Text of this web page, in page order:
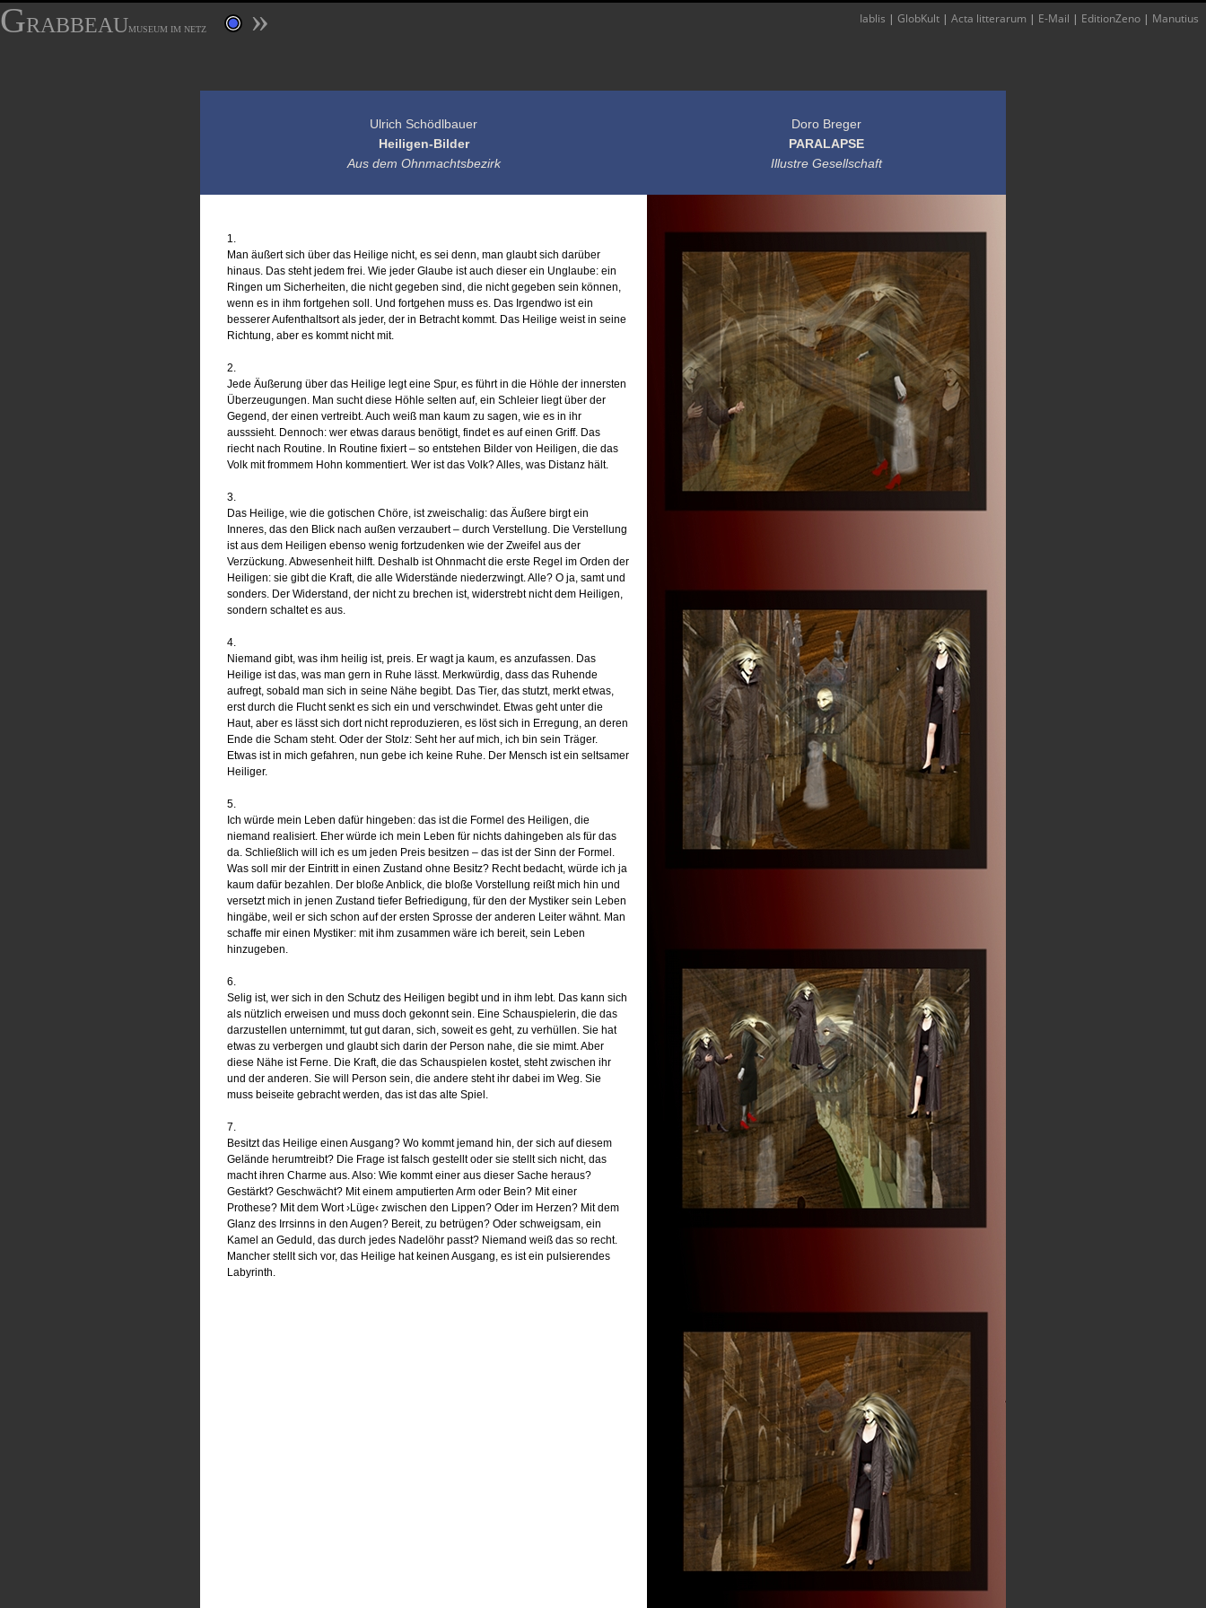
GRABBEAUMUSEUM IM NETZ » Iablis | GlobKult | Acta litterarum | E-Mail | EditionZeno | Manutius
Ulrich Schödlbauer
Heiligen-Bilder
Aus dem Ohnmachtsbezirk
Doro Breger
PARALAPSE
Illustre Gesellschaft
1.
Man äußert sich über das Heilige nicht, es sei denn, man glaubt sich darüber
hinaus. Das steht jedem frei. Wie jeder Glaube ist auch dieser ein Unglaube: ein
Ringen um Sicherheiten, die nicht gegeben sind, die nicht gegeben sein können,
wenn es in ihm fortgehen soll. Und fortgehen muss es. Das Irgendwo ist ein
besserer Aufenthaltsort als jeder, der in Betracht kommt. Das Heilige weist in seine
Richtung, aber es kommt nicht mit.
2.
Jede Äußerung über das Heilige legt eine Spur, es führt in die Höhle der innersten
Überzeugungen. Man sucht diese Höhle selten auf, ein Schleier liegt über der
Gegend, der einen vertreibt. Auch weiß man kaum zu sagen, wie es in ihr
ausssieht. Dennoch: wer etwas daraus benötigt, findet es auf einen Griff. Das
riecht nach Routine. In Routine fixiert – so entstehen Bilder von Heiligen, die das
Volk mit frommem Hohn kommentiert. Wer ist das Volk? Alles, was Distanz hält.
3.
Das Heilige, wie die gotischen Chöre, ist zweischalig: das Äußere birgt ein
Inneres, das den Blick nach außen verzaubert – durch Verstellung. Die Verstellung
ist aus dem Heiligen ebenso wenig fortzudenken wie der Zweifel aus der
Verzückung. Abwesenheit hilft. Deshalb ist Ohnmacht die erste Regel im Orden der
Heiligen: sie gibt die Kraft, die alle Widerstände niederzwingt. Alle? O ja, samt und
sonders. Der Widerstand, der nicht zu brechen ist, widerstrebt nicht dem Heiligen,
sondern schaltet es aus.
4.
Niemand gibt, was ihm heilig ist, preis. Er wagt ja kaum, es anzufassen. Das
Heilige ist das, was man gern in Ruhe lässt. Merkwürdig, dass das Ruhende
aufregt, sobald man sich in seine Nähe begibt. Das Tier, das stutzt, merkt etwas,
erst durch die Flucht senkt es sich ein und verschwindet. Etwas geht unter die
Haut, aber es lässt sich dort nicht reproduzieren, es löst sich in Erregung, an deren
Ende die Scham steht. Oder der Stolz: Seht her auf mich, ich bin sein Träger.
Etwas ist in mich gefahren, nun gebe ich keine Ruhe. Der Mensch ist ein seltsamer
Heiliger.
5.
Ich würde mein Leben dafür hingeben: das ist die Formel des Heiligen, die
niemand realisiert. Eher würde ich mein Leben für nichts dahingeben als für das
da. Schließlich will ich es um jeden Preis besitzen – das ist der Sinn der Formel.
Was soll mir der Eintritt in einen Zustand ohne Besitz? Recht bedacht, würde ich ja
kaum dafür bezahlen. Der bloße Anblick, die bloße Vorstellung reißt mich hin und
versetzt mich in jenen Zustand tiefer Befriedigung, für den der Mystiker sein Leben
hingäbe, weil er sich schon auf der ersten Sprosse der anderen Leiter wähnt. Man
schaffe mir einen Mystiker: mit ihm zusammen wäre ich bereit, sein Leben
hinzugeben.
6.
Selig ist, wer sich in den Schutz des Heiligen begibt und in ihm lebt. Das kann sich
als nützlich erweisen und muss doch gekonnt sein. Eine Schauspielerin, die das
darzustellen unternimmt, tut gut daran, sich, soweit es geht, zu verhüllen. Sie hat
etwas zu verbergen und glaubt sich darin der Person nahe, die sie mimt. Aber
diese Nähe ist Ferne. Die Kraft, die das Schauspielen kostet, steht zwischen ihr
und der anderen. Sie will Person sein, die andere steht ihr dabei im Weg. Sie
muss beiseite gebracht werden, das ist das alte Spiel.
7.
Besitzt das Heilige einen Ausgang? Wo kommt jemand hin, der sich auf diesem
Gelände herumtreibt? Die Frage ist falsch gestellt oder sie stellt sich nicht, das
macht ihren Charme aus. Also: Wie kommt einer aus dieser Sache heraus?
Gestärkt? Geschwächt? Mit einem amputierten Arm oder Bein? Mit einer
Prothese? Mit dem Wort ›Lüge‹ zwischen den Lippen? Oder im Herzen? Mit dem
Glanz des Irrsinns in den Augen? Bereit, zu betrügen? Oder schweigsam, ein
Kamel an Geduld, das durch jedes Nadelöhr passt? Niemand weiß das so recht.
Mancher stellt sich vor, das Heilige hat keinen Ausgang, es ist ein pulsierendes
Labyrinth.